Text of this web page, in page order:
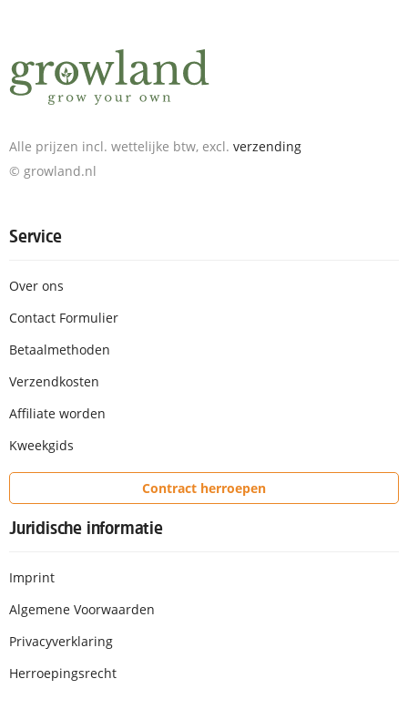
Alle prijzen incl. wettelijke btw, excl. verzending
© growland.nl
Service
Over ons
Contact Formulier
Betaalmethoden
Verzendkosten
Affiliate worden
Kweekgids
Contract herroepen
Juridische informatie
Imprint
Algemene Voorwaarden
Privacyverklaring
Herroepingsrecht